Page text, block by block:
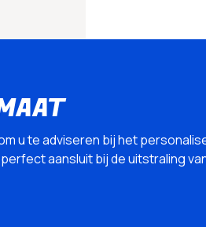
u te adviseren bij het
aansluit bij de uitstraling